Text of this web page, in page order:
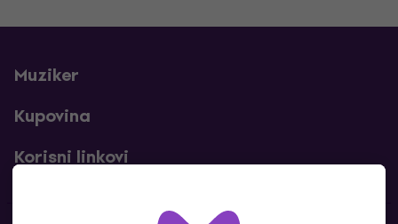
Muziker
Kupovina
Korisni linkovi